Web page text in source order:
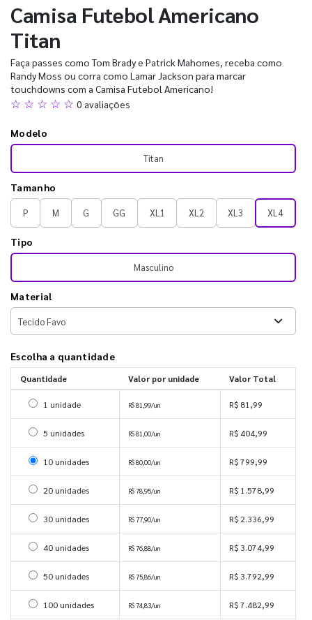
Camisa Futebol Americano
Titan
Faça passes como Tom Brady e Patrick Mahomes, receba como
Randy Moss ou corra como Lamar Jackson para marcar
touchdowns com a Camisa Futebol Americano!
☆ ☆ ☆ ☆ ☆ 0 avaliações
Modelo
Titan
Tamanho
P M G GG XL1 XL2 XL3 XL4
Tipo
Masculino
Material
Escolha a quantidade
Quantidade Valor por unidade Valor Total
Selecionar 1 unidade
1 unidade R$ 81,99/un R$ 81,99
Selecionar 5 unidades
5 unidades R$ 81,00/un R$ 404,99
Selecionar 10 unidades
10 unidades R$ 80,00/un R$ 799,99
Selecionar 20 unidades
20 unidades R$ 78,95/un R$ 1.578,99
Selecionar 30 unidades
30 unidades R$ 77,90/un R$ 2.336,99
Selecionar 40 unidades
40 unidades R$ 76,88/un R$ 3.074,99
Selecionar 50 unidades
50 unidades R$ 75,86/un R$ 3.792,99
Selecionar 100 unidades
100 unidades R$ 74,83/un R$ 7.482,99